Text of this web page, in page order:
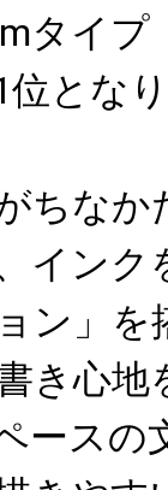
タイ
位とな
ちなか
インク
ン」
き心地
ースの